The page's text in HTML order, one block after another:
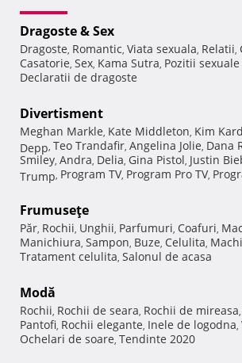
Dragoste & Sex
Dragoste, Romantic, Viata sexuala, Relatii,
Casatorie, Sex, Kama Sutra, Pozitii
Declaratii de dragoste
Divertisment
Meghan Markle, Kate Middleton, Kim
Depp, Teo Trandafir, Angelina Jolie, Dana
Smiley, Andra, Delia, Gina Pistol, Justin
Trump, Program TV, Program Pro TV,
Frumuseţe
Păr, Rochii, Unghii, Parfumuri, Coafuri,
Manichiura, Sampon, Buze, Celulita,
Tratament celulita, Salonul de acasa
Modă
Rochii, Rochii de seara, Rochii de mireasa,
Pantofi, Rochii elegante, Inele de logodna,
Ochelari de soare, Tendinte 2020